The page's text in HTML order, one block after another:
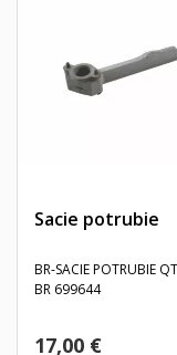
Sacie potrubie
BR-SACIE POTRUBIE
BR 699644
17,00 €